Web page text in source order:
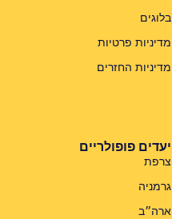
בלוגים
מדיניות פרטיות
מדיניות החזרים
יעדים פופולריים
צרפת
גרמניה
ארה״ב